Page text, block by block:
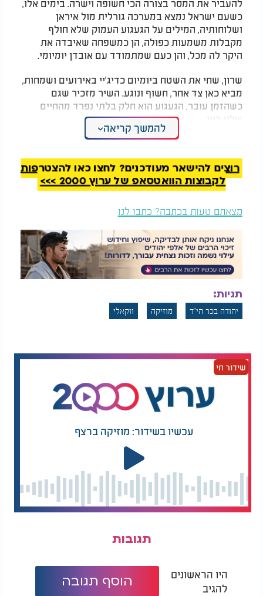
להעביר את המסר בצורה הכי חשופה וישרה. בימים אלו,
כשעם ישראל נמצא במערכה גורלית מול איראן
ושלוחותיה, המילים על הגעגוע העמוק שלא חולף
מקבלות משמעות כפולה, הן כמשפחה שאיבדה את
היקר לה מכל, והן כעם שמתמודד עם אובדן יומיומי.
​שרון, שחי את השטח ביומיום כדיג'יי באירועים ושמחות,
מביא כאן צד אחר, חשוף ונוגע. השיר מזכיר שגם
כשהזמן עובר, הגעגוע הוא חלק בלתי נפרד מהחיים
שלנו כאן
שרון אבילחק והאחים בכר - נשאר הגעגוע
להמשך קריאה
רוצים להישאר מעודכנים? לחצו כאן להצטרפות
לקבוצות הוואטסאפ של ערוץ 2000 >>>
מצאתם טעות בכתבה? כתבו לנו
תגיות:
יהודה בכר הי"ד מוזיקה ווקאלי
שידור חי
עכשיו בשידור: מוזיקה ברצף
תגובות
היו הראשונים
להגיב
הוסף תגובה